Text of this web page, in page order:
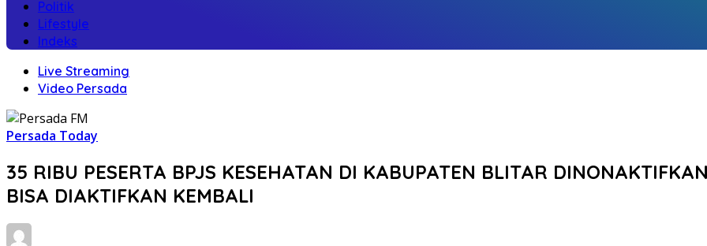
Politik
Lifestyle
Indeks
Live Streaming
Video Persada
Persada Today
35 RIBU PESERTA BPJS KESEHATAN DI KABUPATEN BLITAR
BISA DIAKTIFKAN KEMBALI